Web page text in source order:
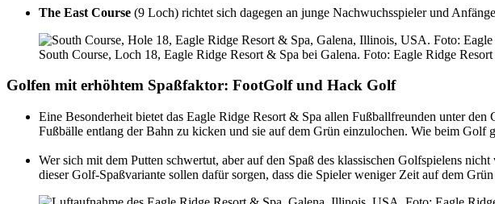
The East Course (9 Loch) richtet sich dagegen an junge Nachwuchsspieler und
South Course, Loch 18, Eagle Ridge Resort & Spa bei Galena. Foto: Eagle Ridge
Golfen mit erhöhtem Spaßfaktor: FootGolf und Hack Golf
Eine Besonderheit bietet das Eagle Ridge Resort & Spa allen Fußballfreunden unter den
Fußbälle entlang der Bahn zu kicken und sie auf dem Grün einzulochen. Wie beim Golf
Wer sich mit dem Putten schwertut, aber auf den Spaß des klassischen Golfspielens
dieser Golf-Spaßvariante sollen dafür sorgen, dass die Spieler weniger Zeit auf dem